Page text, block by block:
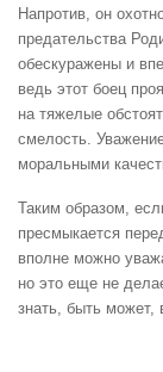
Напротив, он
предательства
обескуражены и
ведь этот боец
на тяжелые
смелость.
моральными
Таким образом,
пресмыкается
вполне можно
но это еще не
знать, быть может,